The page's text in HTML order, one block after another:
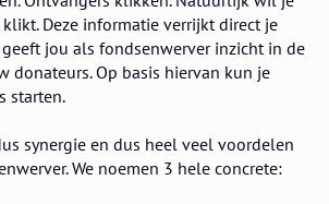
Deze informatie verrijkt direct je
jou als fondsenwerver inzicht in de
donateurs. Op basis hiervan kun je
starten.
synergie en dus heel veel voordelen
We noemen 3 hele concrete: